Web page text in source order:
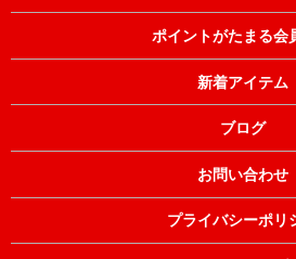
ポイントがたまる会
新着アイテム
ブログ
お問い合わせ
プライバシーポリ